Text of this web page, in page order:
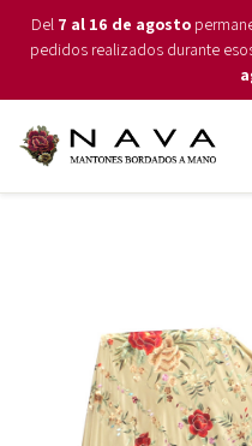
Del 7 al 16 de agosto
pedidos realizados durante